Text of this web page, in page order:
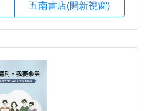
五南書店(開新視窗)